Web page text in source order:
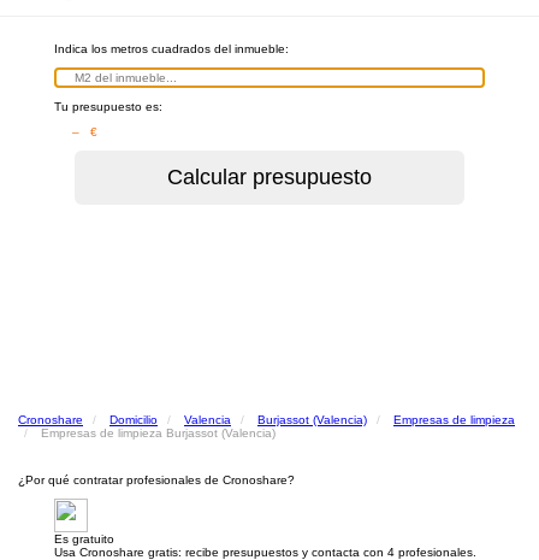
Indica los metros cuadrados del inmueble:
Tu presupuesto es:
– €
Cronoshare Domicilio Valencia Burjassot (Valencia)
Empresas de limpieza
Empresas de limpieza Burjassot (Valencia)
¿Por qué contratar profesionales de Cronoshare?
Es gratuito
Usa Cronoshare gratis: recibe presupuestos y contacta con 4 profesionales.